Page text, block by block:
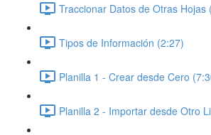
Traccionar Datos de Otras Hojas
Tipos de Información (2:27)
Planilla 1 - Crear desde Cero
Planilla 2 - Importar desde Otro